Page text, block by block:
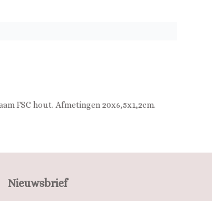
FSC hout. Afmetingen 20x6,5x1,2cm.
Nieuwsbrief